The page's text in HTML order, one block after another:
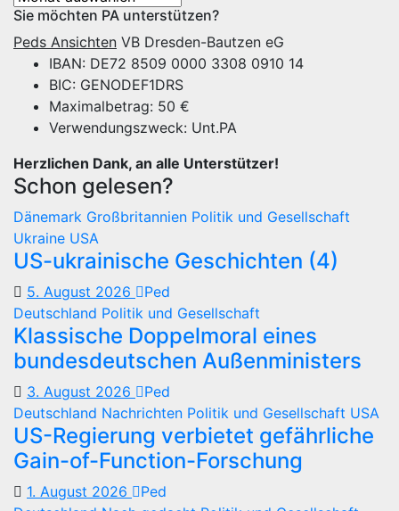
Sie möchten PA unterstützen?
Peds Ansichten VB Dresden-Bautzen eG
IBAN: DE72 8509 0000 3308 0910 14
BIC: GENODEF1DRS
Maximalbetrag: 50 €
Verwendungszweck: Unt.PA
Herzlichen Dank, an alle Unterstützer!
Schon gelesen?
Dänemark Großbritannien Politik und Gesellschaft
Ukraine USA
US-ukrainische Geschichten (4)
5. August 2026
Ped
Deutschland Politik und Gesellschaft
Klassische Doppelmoral eines
bundesdeutschen Außenministers
3. August 2026
Ped
Deutschland Nachrichten Politik und Gesellschaft USA
US-Regierung verbietet gefährliche
Gain-of-Function-Forschung
1. August 2026
Ped